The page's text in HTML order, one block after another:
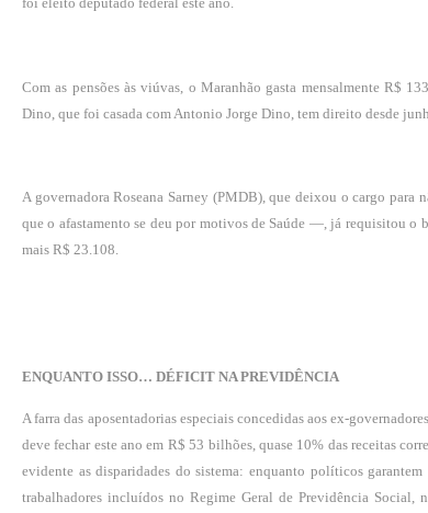
Com as pensões às viúvas, o Maranhão gasta mensalmente R$
Dino, que foi casada com Antonio Jorge Dino, tem direito desde
A governadora Roseana Sarney (PMDB), que deixou o cargo
que o afastamento se deu por motivos de Saúde —, já requisitou o
mais R$ 23.108.
ENQUANTO ISSO… DÉFICIT NA PREVIDÊNCIA
A farra das aposentadorias especiais concedidas aos ex-
deve fechar este ano em R$ 53 bilhões, quase 10% das receitas
evidente as disparidades do sistema: enquanto políticos
trabalhadores incluídos no Regime Geral de Previdência Social,